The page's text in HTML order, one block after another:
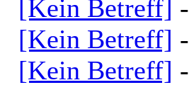
[Kein Betreff]
[Kein Betreff]
[Kein Betreff]